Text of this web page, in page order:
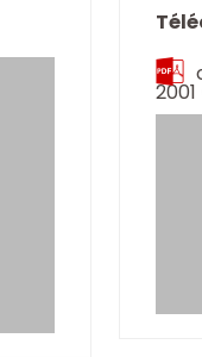
2001